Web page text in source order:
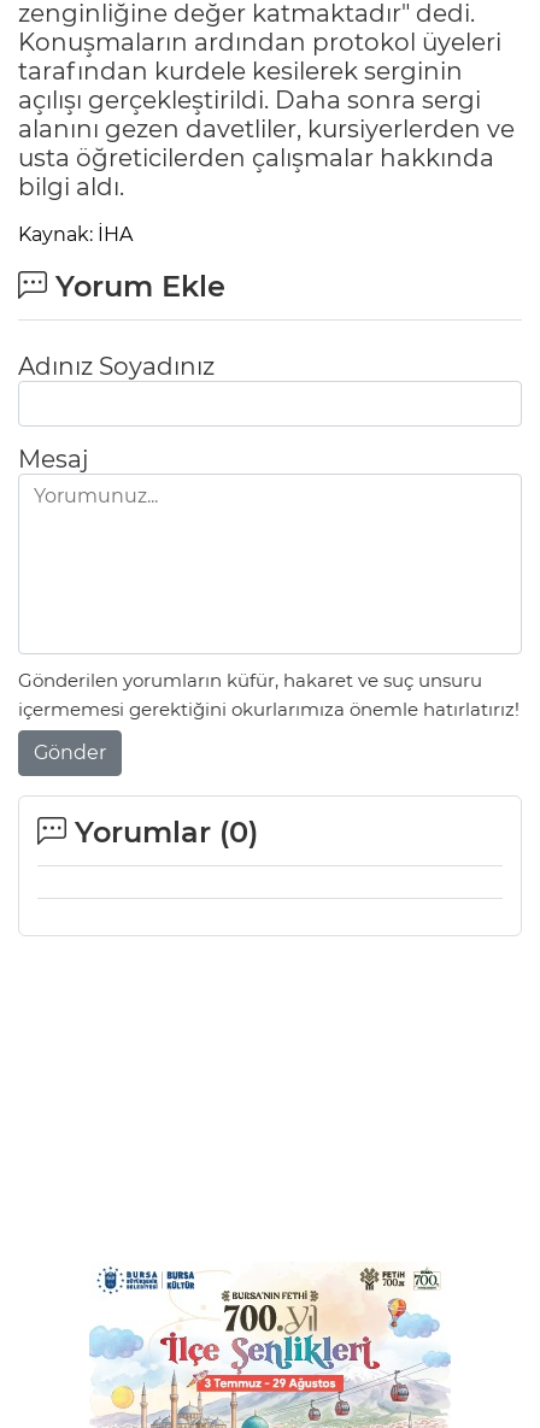
zenginliğine değer katmaktadır" dedi.
Konuşmaların ardından protokol üyeleri
tarafından kurdele kesilerek serginin
açılışı gerçekleştirildi. Daha sonra sergi
alanını gezen davetliler, kursiyerlerden ve
usta öğreticilerden çalışmalar hakkında
bilgi aldı.
Kaynak: İHA
Yorum Ekle
Adınız Soyadınız
Mesaj
Gönderilen yorumların küfür, hakaret ve suç unsuru
içermemesi gerektiğini okurlarımıza önemle hatırlatırız!
Gönder
Yorumlar (0)